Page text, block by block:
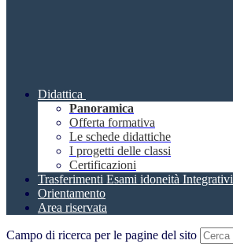
Didattica
Panoramica
Offerta formativa
Le schede didattiche
I progetti delle classi
Certificazioni
Trasferimenti Esami idoneità Integrativi
Orientamento
Area riservata
Campo di ricerca per le pagine del sito